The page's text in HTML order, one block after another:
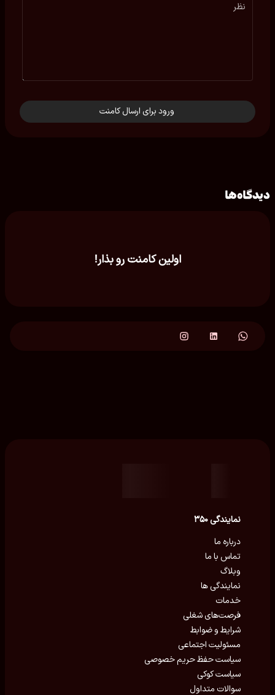
نظر
ورود برای ارسال کامنت
دیدگاه‌ها
اولین کامنت رو بذار!
نمایندگی ۳۵۰
درباره ما
تماس با ما
وبلاگ
نمایندگی ها
خدمات
فرصت‌های شغلی
شرایط و ضوابط
مسئولیت اجتماعی
سیاست حفظ حریم خصوصی
سیاست کوکی
سوالات متداول